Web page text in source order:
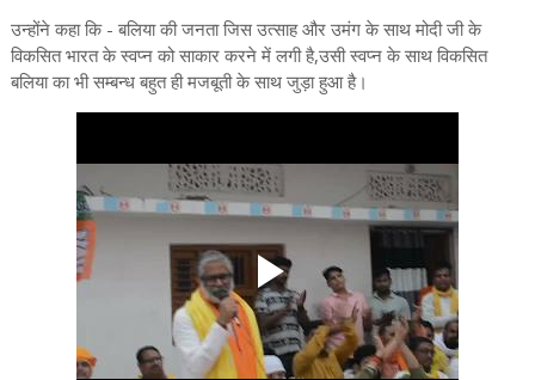
उन्होंने कहा कि - बलिया की जनता जिस उत्साह और उमंग के साथ मोदी जी के
विकसित भारत के स्वप्न को साकार करने में लगी है,उसी स्वप्न के साथ विकसित
बलिया का भी सम्बन्ध बहुत ही मजबूती के साथ जुड़ा हुआ है।